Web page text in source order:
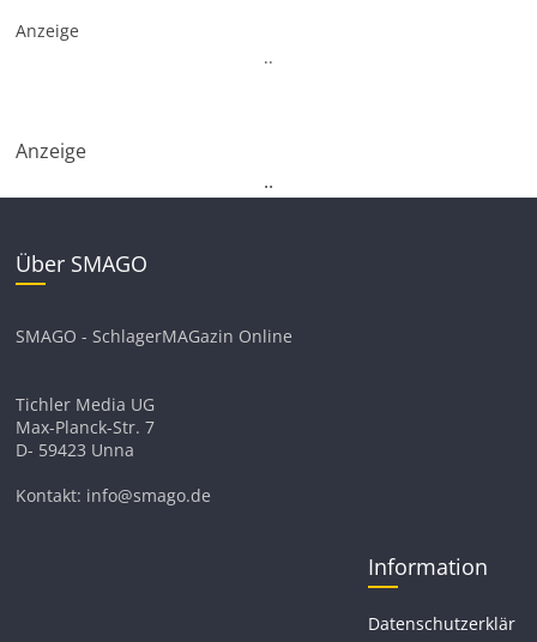
Anzeige
..
Anzeige
..
Über SMAGO
SMAGO - SchlagerMAGazin Online
Tichler Media UG
Max-Planck-Str. 7
D- 59423 Unna
Kontakt: info@smago.de
Information
Datenschutzerklär